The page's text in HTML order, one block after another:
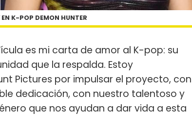
K-POP DEMON HUNTER
es mi carta de amor al K-pop: su
que la respalda. Estoy
Pictures por impulsar el proyecto, con
dedicación, con nuestro talentoso y
que nos ayudan a dar vida a esta